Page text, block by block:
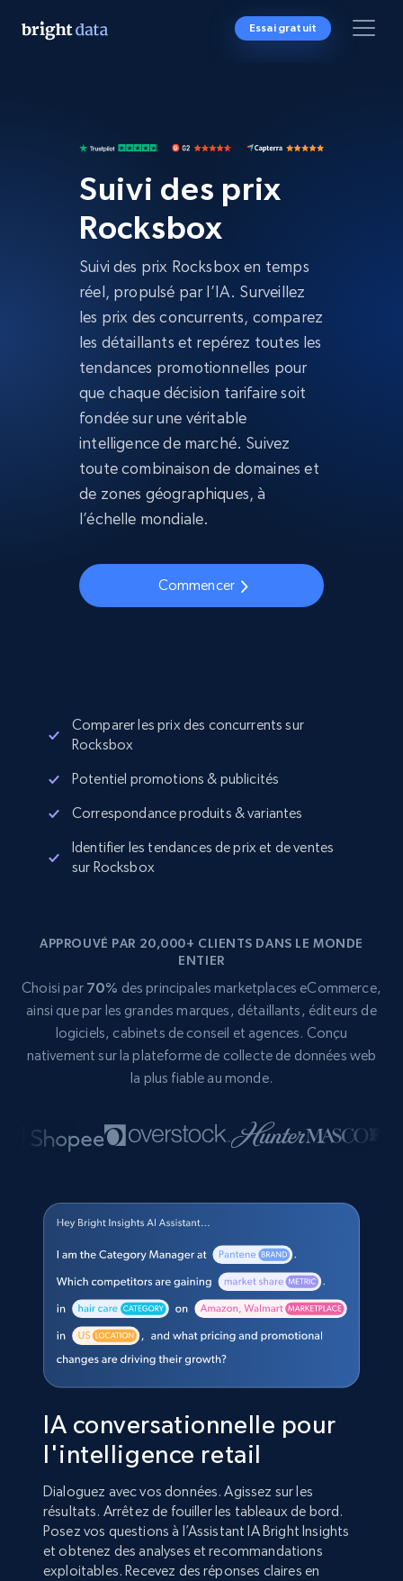
Essai gratuit
Suivi des prix
Rocksbox
Suivi des prix Rocksbox en temps
réel, propulsé par l’IA. Surveillez
les prix des concurrents, comparez
les détaillants et repérez toutes les
tendances promotionnelles pour
que chaque décision tarifaire soit
fondée sur une véritable
intelligence de marché. Suivez
toute combinaison de domaines et
de zones géographiques, à
l’échelle mondiale.
Commencer
Comparer les prix des concurrents sur
Rocksbox
Potentiel promotions & publicités
Correspondance produits & variantes
Identifier les tendances de prix et de ventes
sur Rocksbox
APPROUVÉ PAR 20,000+ CLIENTS DANS LE MONDE
ENTIER
Choisi par 70% des principales marketplaces eCommerce,
ainsi que par les grandes marques, détaillants, éditeurs de
logiciels, cabinets de conseil et agences. Conçu
nativement sur la plateforme de collecte de données web
la plus fiable au monde.
IA conversationnelle pour
l'intelligence retail
Dialoguez avec vos données. Agissez sur les
résultats. Arrêtez de fouiller les tableaux de bord.
Posez vos questions à l’Assistant IA Bright Insights
et obtenez des analyses et recommandations
exploitables. Recevez des réponses claires en